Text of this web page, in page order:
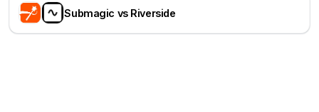
Submagic vs Riverside